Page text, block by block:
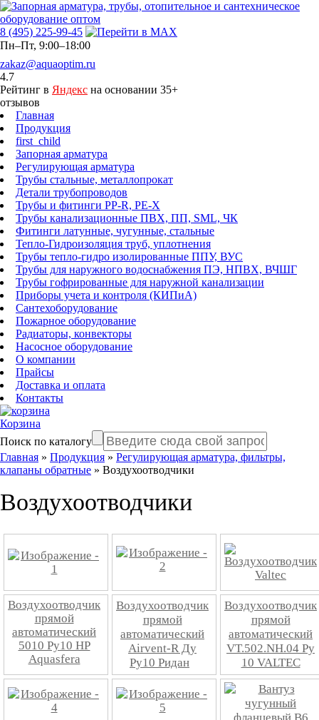
8 (495) 225-99-45
Пн–Пт, 9:00–18:00
zakaz@aquaoptim.ru
4.7
Рейтинг в Яндекс на основании 35+
отзывов
Главная
Продукция
first_child
Запорная арматура
Регулирующая арматура
Трубы стальные, металлопрокат
Детали трубопроводов
Трубы и фитинги PP-R, PE-X
Трубы канализационные ПВХ, ПП, SML, ЧК
Фитинги латунные, чугунные, стальные
Тепло-Гидроизоляция труб, уплотнения
Трубы тепло-гидро изолированные ППУ, ВУС
Трубы для наружного водоснабжения ПЭ, НПВХ, ВЧШГ
Трубы гофрированные для наружной канализации
Приборы учета и контроля (КИПиА)
Сантехоборудование
Пожарное оборудование
Радиаторы, конвекторы
Насосное оборудование
О компании
Прайсы
Доставка и оплата
Контакты
Корзина
Поиск по каталогу
Главная » Продукция » Регулирующая арматура, фильтры,
клапаны обратные » Воздухоотводчики
Воздухоотводчики
Воздухоотводчик
прямой
автоматический
5010 Ру10 НР
Aquasfera
Воздухоотводчик
прямой
автоматический
Airvent-R Ду
Ру10 Ридан
Воздухоотводчик
прямой
автоматический
VT.502.NH.04 Ру
10 VALTEC